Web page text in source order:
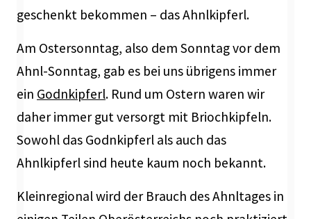
geschenkt bekommen – das Ahnlkipferl.
Am Ostersonntag, also dem Sonntag vor dem
Ahnl-Sonntag, gab es bei uns übrigens immer
ein Godnkipferl. Rund um Ostern waren wir
daher immer gut versorgt mit Briochkipfeln.
Sowohl das Godnkipferl als auch das
Ahnlkipferl sind heute kaum noch bekannt.
Kleinregional wird der Brauch des Ahnltages in